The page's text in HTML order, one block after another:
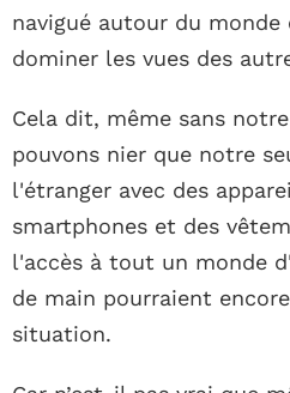
navigué autour du monde
dominer les vues des
Cela dit, même sans
pouvons nier que notre
l'étranger avec des
smartphones et des
l'accès à tout un monde
de main pourraient
situation.